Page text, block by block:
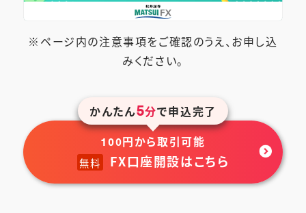
※ページ内の注意事項をご確認のうえ、お申し込
みください。
かんたん5分で申込完了
100円から取引可能
無料 FX口座開設はこちら